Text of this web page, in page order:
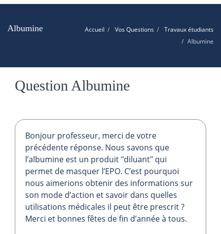
Albumine Accueil Vos Questions
Travaux étudiants
Albumine
Question Albumine
Bonjour professeur, merci de votre
précédente réponse. Nous savons que
l’albumine est un produit "diluant" qui
permet de masquer l’EPO. C’est pourquoi
nous aimerions obtenir des informations sur
son mode d’action et savoir dans quelles
utilisations médicales il peut être prescrit ?
Merci et bonnes fêtes de fin d’année à tous.